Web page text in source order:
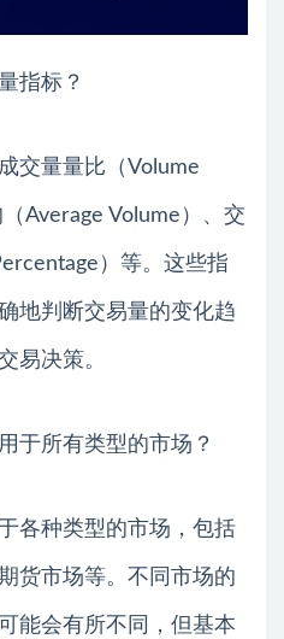
指标？
交量量比（Volume
Average Volume）、交
）等。这些指
地判断交易量的变化趋
易决策。
于所有类型的市场？
各种类型的市场，包括
货市场等。不同市场的
能会有所不同，但基本